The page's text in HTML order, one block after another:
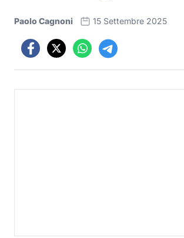
Paolo Cagnoni 15 Settembre 2025